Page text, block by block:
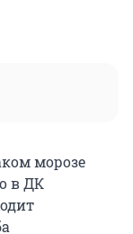
морозе
в ДК